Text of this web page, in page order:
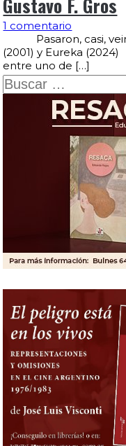
1 comentario
Pasaron, casi,
(2001) y Eureka
entre uno de […]
Buscar: